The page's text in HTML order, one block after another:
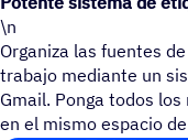
\n
Organiza las fuentes
trabajo mediante un
Gmail. Ponga todos
en el mismo espacio